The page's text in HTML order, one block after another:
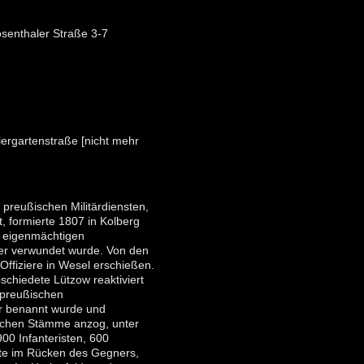
Straße 3-7
[nicht mehr
Militärdiensten,
formierte 1807 in Kolberg
verwundet wurde. Von den
in Wesel erschießen.
Lützow reaktiviert
benannt wurde und
Stämme anzog, unter
Infanteristen, 600
im Rücken des Gegners,